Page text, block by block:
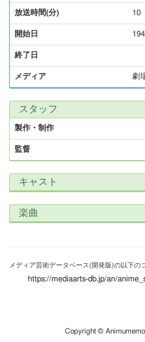
放送時間(分) 10
開始日
終了日
メディア 劇
スタッフ
製作・制作
監督
キャスト
楽曲
メディア芸術データベース(開発版)の以下の
https://mediaarts-db.jp/an/
Copyright ©